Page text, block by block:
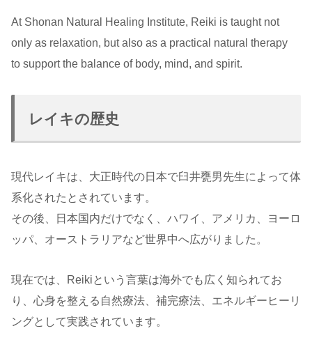
At Shonan Natural Healing Institute, Reiki is taught not
only as relaxation, but also as a practical natural therapy
to support the balance of body, mind, and spirit.
レイキの歴史
現代レイキは、大正時代の日本で臼井甕男先生によって体
系化されたとされています。
その後、日本国内だけでなく、ハワイ、アメリカ、ヨーロ
ッパ、オーストラリアなど世界中へ広がりました。
現在では、Reikiという言葉は海外でも広く知られてお
り、心身を整える自然療法、補完療法、エネルギーヒーリ
ングとして実践されています。